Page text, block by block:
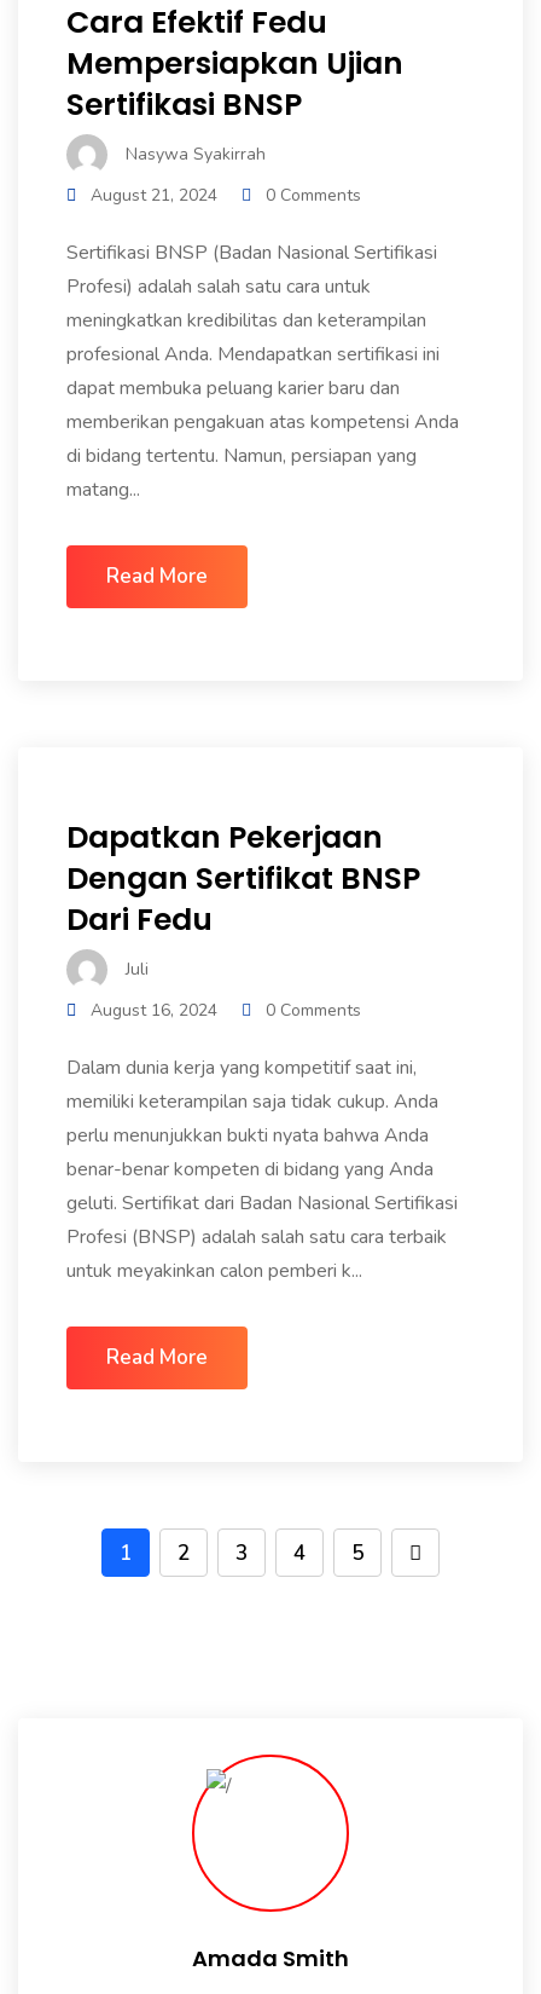
Cara Efektif Fedu
Mempersiapkan Ujian
Sertifikasi BNSP
Nasywa Syakirrah
August 21, 2024
0 Comments
Sertifikasi BNSP (Badan Nasional Sertifikasi
Profesi) adalah salah satu cara untuk
meningkatkan kredibilitas dan keterampilan
profesional Anda. Mendapatkan sertifikasi ini
dapat membuka peluang karier baru dan
memberikan pengakuan atas kompetensi Anda
di bidang tertentu. Namun, persiapan yang
matang...
Read More
Dapatkan Pekerjaan
Dengan Sertifikat BNSP
Dari Fedu
Juli
August 16, 2024
0 Comments
Dalam dunia kerja yang kompetitif saat ini,
memiliki keterampilan saja tidak cukup. Anda
perlu menunjukkan bukti nyata bahwa Anda
benar-benar kompeten di bidang yang Anda
geluti. Sertifikat dari Badan Nasional Sertifikasi
Profesi (BNSP) adalah salah satu cara terbaik
untuk meyakinkan calon pemberi k...
Read More
1 2 3 4 5
Amada Smith